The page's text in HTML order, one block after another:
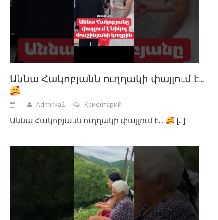
Աննա Հակոբյանն ուղղակի փայլում է…
Adminka2 Коментарий
Աննա Հակոբյանն ուղղակի փայլում է… [...]